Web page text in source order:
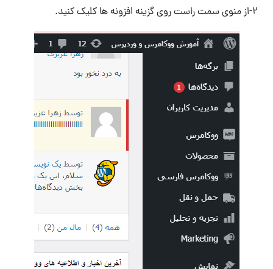
۲-از منوی سمت راست روی گزینه افزونه ها کلیک کنید.